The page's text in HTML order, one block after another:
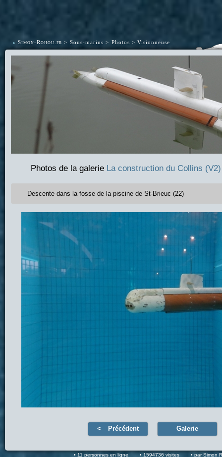
• Simon-Rohou.fr Sous-marins Photos Visionneuse
Photos de la galerie La construction du Collins (V2)
Descente dans la fosse de la piscine de St-Brieuc (22)
Précédent Galerie
11 personnes en ligne 1594736 visites par Simon